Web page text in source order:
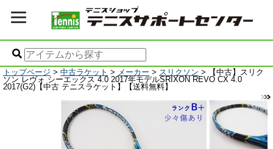
トップページ > 中古ラケット > メーカー > スリクソン > 【中古】スリク
ソン レヴォ シーエックス 4.0 2017年モデルSRIXON REVO CX 4.0
2017(G2)【中古 テニスラケット】【送料無料】